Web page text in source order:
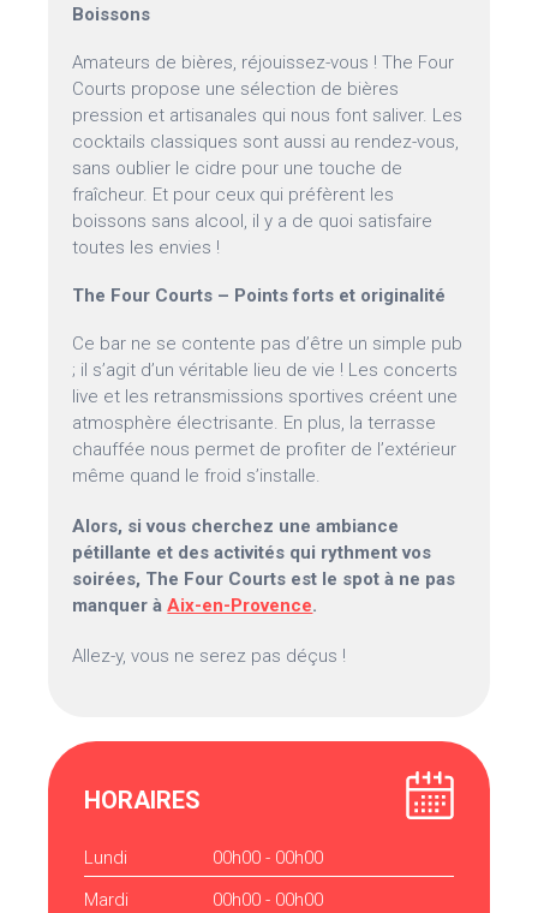
Boissons
Amateurs de bières, réjouissez-vous ! The Four
Courts propose une sélection de bières
pression et artisanales qui nous font saliver. Les
cocktails classiques sont aussi au rendez-vous,
sans oublier le cidre pour une touche de
fraîcheur. Et pour ceux qui préfèrent les
boissons sans alcool, il y a de quoi satisfaire
toutes les envies !
The Four Courts – Points forts et originalité
Ce bar ne se contente pas d’être un simple pub
; il s’agit d’un véritable lieu de vie ! Les concerts
live et les retransmissions sportives créent une
atmosphère électrisante. En plus, la terrasse
chauffée nous permet de profiter de l’extérieur
même quand le froid s’installe.
Alors, si vous cherchez une ambiance
pétillante et des activités qui rythment vos
soirées, The Four Courts est le spot à ne pas
manquer àAix-en-Provence.
Allez-y, vous ne serez pas déçus !
HORAIRES
Lundi
00h00 - 00h00
Mardi
00h00 - 00h00